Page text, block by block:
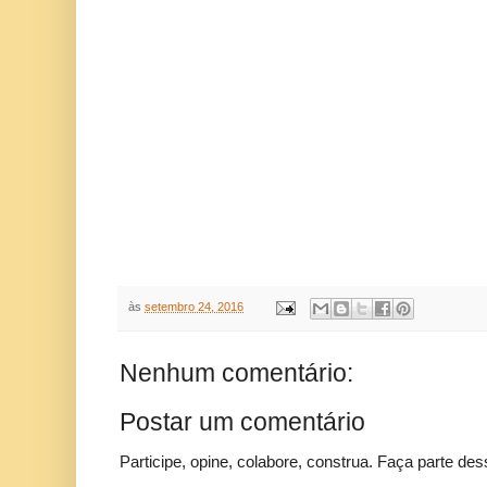
às setembro 24, 2016
Nenhum comentário:
Postar um comentário
Participe, opine, colabore, construa. Faça parte